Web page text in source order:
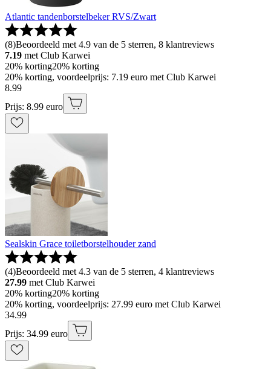
Atlantic tandenborstelbeker RVS/Zwart
(8)Beoordeeld met 4.9 van de 5 sterren, 8 klantreviews
7.19 met Club Karwei
20% korting20% korting
20% korting, voordeelprijs: 7.19 euro met Club Karwei
8.99
Prijs: 8.99 euro
Sealskin Grace toiletborstelhouder zand
(4)Beoordeeld met 4.3 van de 5 sterren, 4 klantreviews
27.99 met Club Karwei
20% korting20% korting
20% korting, voordeelprijs: 27.99 euro met Club Karwei
34.99
Prijs: 34.99 euro